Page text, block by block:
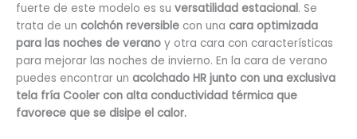
fuerte de este modelo es su versatilidad estacional. Se
trata de un colchón reversible con una cara optimizada
para las noches de verano y otra cara con características
para mejorar las noches de invierno. En la cara de verano
puedes encontrar un acolchado HR junto con una exclusiva
tela fría Cooler con alta conductividad térmica que
favorece que se disipe el calor.